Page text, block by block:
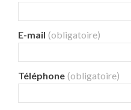
E-mail (obligatoire)
Téléphone (obligatoire)